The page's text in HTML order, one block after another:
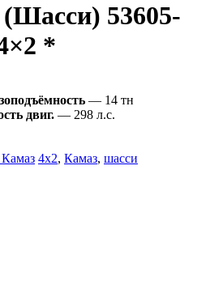
53605-
*
— 14 тн
двиг. — 298 л.с.
4x2, Камаз, шасси